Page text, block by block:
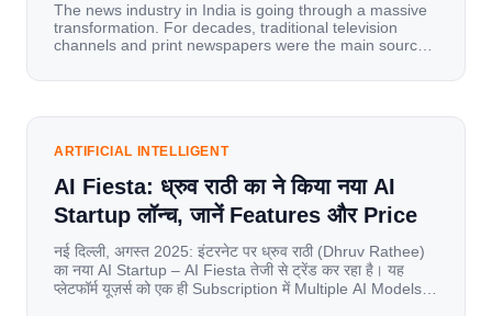
The news industry in India is going through a massive
transformation. For decades, traditional television
channels and print newspapers were the main sources
mobile data, affordable smartphones, and high-speed
has become a mobile-first market where consumers
ARTIFICIAL INTELLIGENT
AI Fiesta: ध्रुव राठी का ने किया नया AI
Startup लॉन्च, जानें Features और Price
नई दिल्ली, अगस्त 2025: इंटरनेट पर ध्रुव राठी (Dhruv Rathee)
का नया AI Startup – AI Fiesta तेजी से ट्रेंड कर रहा है। यह
प्लेटफॉर्म यूज़र्स को एक ही Subscription में Multiple AI Models